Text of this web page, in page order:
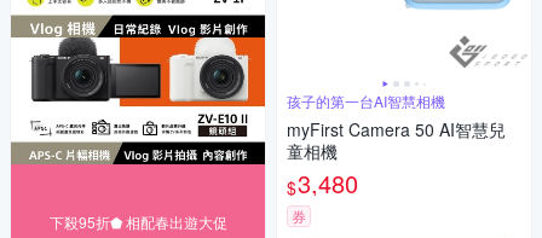
下殺95折⬟ 相配春出遊大促
孩子的第一台AI智慧相機
myFirst Camera 50 AI智慧兒
童相機
$3,480
券